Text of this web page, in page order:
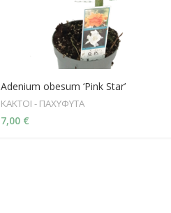
Adenium obesum ‘Pink Star’
ΚΑΚΤΟΙ - ΠΑΧΥΦΥΤΑ
7,00 €